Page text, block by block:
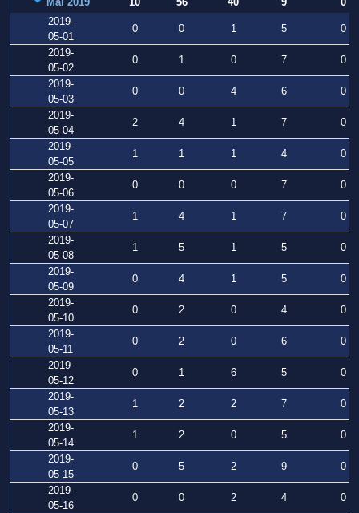
2019-
05-01
0 0 1 5
0
2019-
05-02
0 1 0 7
0
2019-
05-03
0 0 4 6
0
2019-
05-04
2 4 1 7
0
2019-
05-05
1 1 1 4
0
2019-
05-06
0 0 0 7
0
2019-
05-07
1 4 1 7
0
2019-
05-08
1 5 1 5
0
2019-
05-09
0 4 1 5
0
2019-
05-10
0 2 0 4
0
2019-
05-11
0 2 0 6
0
2019-
05-12
0 1 6 5
0
2019-
05-13
1 2 2 7
0
2019-
05-14
1 2 0 5
0
2019-
05-15
0 5 2 9
0
2019-
05-16
0 0 2 4
0